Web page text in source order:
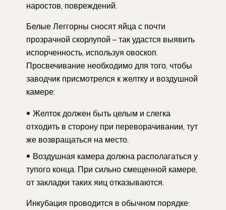
наростов, повреждений.
Белые Леггорны сносят яйца с почти
прозрачной скорлупой – так удастся выявить
испорченность, используя овоскоп.
Просвечивание необходимо для того, чтобы
заводчик присмотрелся к желтку и воздушной
камере:
Желток должен быть целым и слегка
отходить в сторону при переворачивании, тут
же возвращаться на место.
Воздушная камера должна располагаться у
тупого конца. При сильно смещенной камере,
от закладки таких яиц отказываются.
Инкубация проводится в обычном порядке: